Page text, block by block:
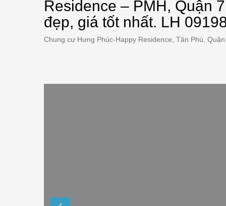
Residence – PMH, Quận
đẹp, giá tốt nhất. LH
Chung cư Hưng Phúc-Happy Residence, Tân Phú,